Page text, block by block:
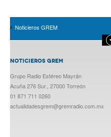
Noticieros GREM
NOTICIEROS GREM
Grupo Radio Estéreo Mayrán
Acuña 276 Sur., 27000 Torreón
01 871 711 0260
actualidadesgrem@gremradio.com.mx